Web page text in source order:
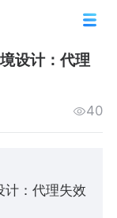
设计：代理
40
：代理失效